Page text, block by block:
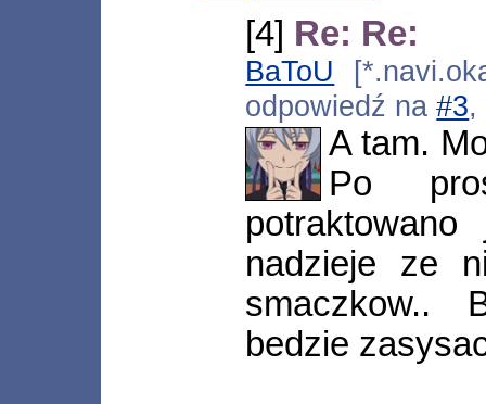
[4] Re: Re:
BaToU
odpowiedź na#3,
A tam.
Po
nadzieje ze
smaczkow..
bedzie